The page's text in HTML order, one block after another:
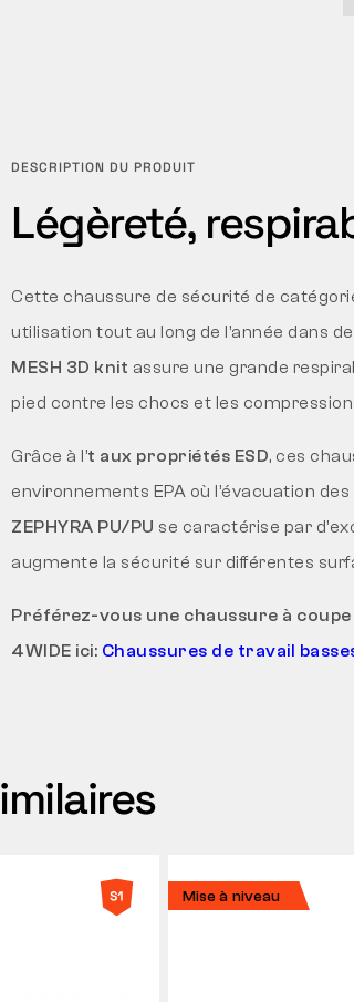
DESCRIPTION DU PRODUIT
Légèreté,
Cette chaussure de sécurité de
utilisation tout au long de l’année dans
MESH 3D knit assure une grande
pied contre les chocs et les
Grâce à l’t aux propriétés ESD, ces
environnements EPA où l’évacuation
ZEPHYRA PU/PU se caractérise par
augmente la sécurité sur différentes
Préférez-vous une chaussure à
4WIDE ici: Chaussures de travail
Mise à niveau